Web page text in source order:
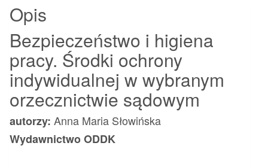
indywidualnej
Opis
Bezpieczeństwo i higiena
pracy. Środki ochrony
indywidualnej w wybranym
orzecznictwie sądowym
autorzy: Anna Maria Słowińska
Wydawnictwo ODDK